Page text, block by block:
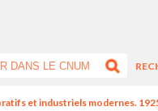
et industriels modernes.